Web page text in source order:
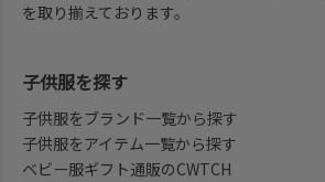
を取り揃えております。
子供服を探す
子供服をブランド一覧から探す
子供服をアイテム一覧から探す
ベビー服ギフト通販のCWTCH